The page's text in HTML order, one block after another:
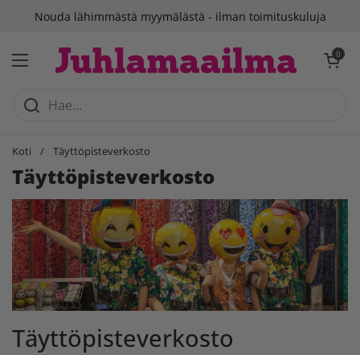
Siirry sisältöön
Nouda lähimmästä myymälästä - ilman toimituskuluja
Avaa valikko
Avaa 0
Koti / Täyttöpisteverkosto
Täyttöpisteverkosto
Täyttöpisteverkosto